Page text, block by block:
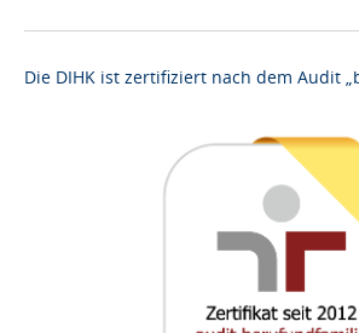
Die DIHK ist zertifiziert nach dem Audit